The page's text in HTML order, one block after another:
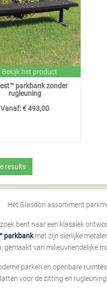
het product
parkbank zonder
rugleuning
Vanaf:€ 493,00
results
Het Glasdon assortiment
bent naar een klassiek
parkbankmet zijn sierlijke
gemaakt van milieuvriendelijke
parken en openbare
voor de zitting en